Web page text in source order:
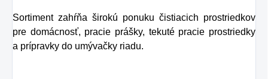
Sortiment zahŕňa širokú ponuku čistiacich prostriedkov
pre domácnosť, pracie prášky, tekuté pracie prostriedky
a prípravky do umývačky riadu.